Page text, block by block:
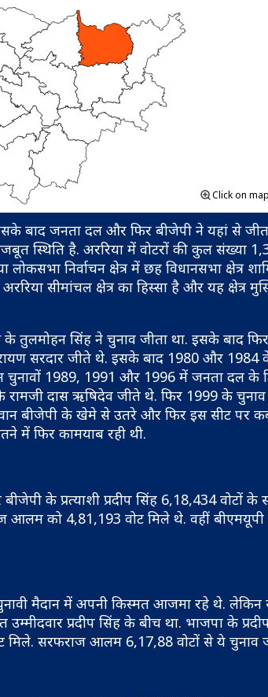
Click on
बाद जनता दल और फिर बीजेपी ने यहां से
स्थिति है. अररिया में वोटरों की कुल संख्या
निर्वाचन क्षेत्र में छह विधानसभा क्षेत्र
सीमांचल क्षेत्र का हिस्सा है और यह क्षेत्र
तुलमोहन सिंह ने चुनाव जीता था. इसके बाद
सरदार जीते थे. इसके बाद 1980 और 1984
चुनावों 1989, 1991 और 1996 में जनता दल के
रामजी दास ऋषिदेव जीते थे. फिर 1999 के
बीजेपी के खेमे से उतरे और फिर इस सीट पर
में फिर कामयाब रही थी.
के प्रत्याशी प्रदीप सिंह 6,18,434 वोटों के
आलम को 4,81,193 वोट मिले थे. वहीं
मैदान में अपनी किस्मत आजमा रहे थे. लेकिन
प्रदीप सिंह के बीच था. भाजपा के
मिले. सरफराज आलम 6,17,88 वोटों से ये चुनाव